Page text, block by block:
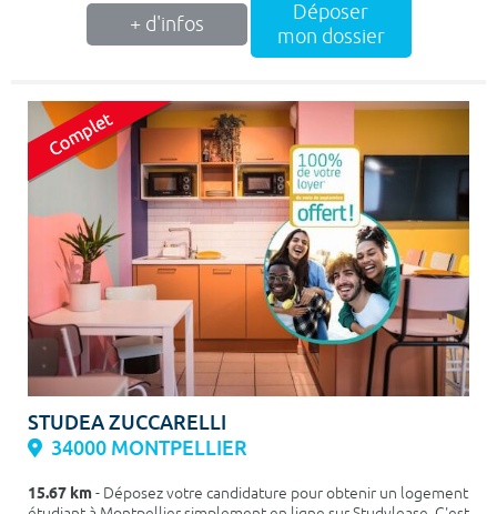
+ d'infos
Déposer
mon dossier
STUDEA ZUCCARELLI
34000 MONTPELLIER
15.67 km- Déposez votre candidature pour obtenir un logement